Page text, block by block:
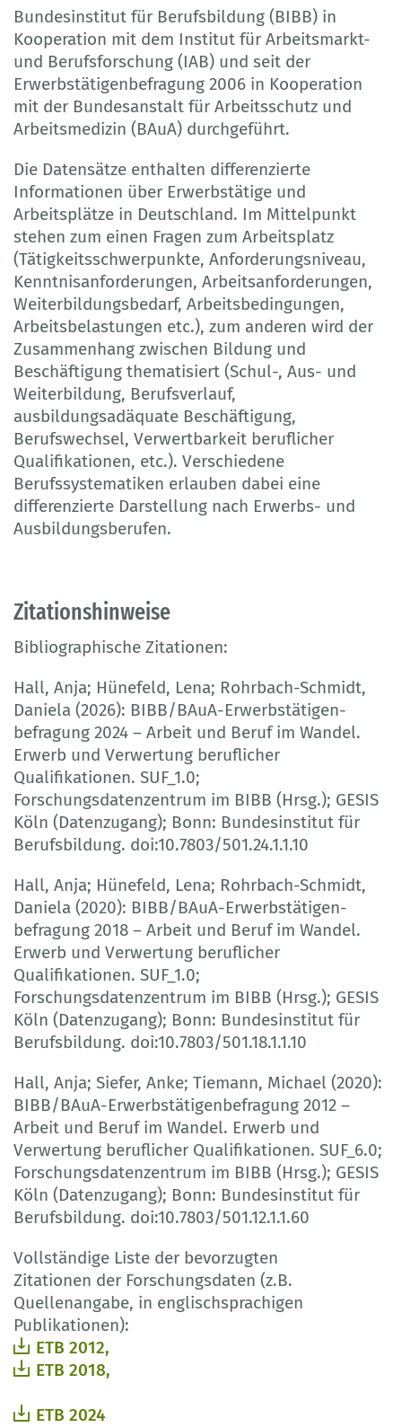
Bundesinstitut für Berufsbildung (BIBB) in
Kooperation mit dem Institut für Arbeitsmarkt-
und Berufsforschung (IAB) und seit der
Erwerbstätigenbefragung 2006 in Kooperation
mit der Bundesanstalt für Arbeitsschutz und
Arbeitsmedizin (BAuA) durchgeführt.
Die Datensätze enthalten differenzierte
Informationen über Erwerbstätige und
Arbeitsplätze in Deutschland. Im Mittelpunkt
stehen zum einen Fragen zum Arbeitsplatz
(Tätigkeitsschwerpunkte, Anforderungsniveau,
Kenntnisanforderungen, Arbeitsanforderungen,
Weiterbildungsbedarf, Arbeitsbedingungen,
Arbeitsbelastungen etc.), zum anderen wird der
Zusammenhang zwischen Bildung und
Beschäftigung thematisiert (Schul-, Aus- und
Weiterbildung, Berufsverlauf,
ausbildungsadäquate Beschäftigung,
Berufswechsel, Verwertbarkeit beruflicher
Qualifikationen, etc.). Verschiedene
Berufssystematiken erlauben dabei eine
differenzierte Darstellung nach Erwerbs- und
Ausbildungsberufen.
Zitationshinweise
Bibliographische Zitationen:
Hall, Anja; Hünefeld, Lena; Rohrbach-Schmidt,
Daniela (2026): BIBB/BAuA-Erwerbstätigen­
befragung 2024 – Arbeit und Beruf im Wandel.
Erwerb und Verwertung beruflicher
Qualifikationen. SUF_1.0;
Forschungsdatenzentrum im BIBB (Hrsg.); GESIS
Köln (Datenzugang); Bonn: Bundesinstitut für
Berufsbildung. doi:10.7803/501.24.1.1.10
Hall, Anja; Hünefeld, Lena; Rohrbach-Schmidt,
Daniela (2020): BIBB/BAuA-Erwerbstätigen­
befragung 2018 – Arbeit und Beruf im Wandel.
Erwerb und Verwertung beruflicher
Qualifikationen. SUF_1.0;
Forschungsdatenzentrum im BIBB (Hrsg.); GESIS
Köln (Datenzugang); Bonn: Bundesinstitut für
Berufsbildung. doi:10.7803/501.18.1.1.10
Hall, Anja; Siefer, Anke; Tiemann, Michael (2020):
BIBB/BAuA-Erwerbstätigenbefragung 2012 –
Arbeit und Beruf im Wandel. Erwerb und
Verwertung beruflicher Qualifikationen. SUF_6.0;
Forschungsdatenzentrum im BIBB (Hrsg.); GESIS
Köln (Datenzugang); Bonn: Bundesinstitut für
Berufsbildung. doi:10.7803/501.12.1.1.60
Vollständige Liste der bevorzugten
Zitationen der Forschungsdaten (z.B.
Quellenangabe, in englischsprachigen
Publikationen):
ETB 2012,
ETB 2018,
ETB 2024